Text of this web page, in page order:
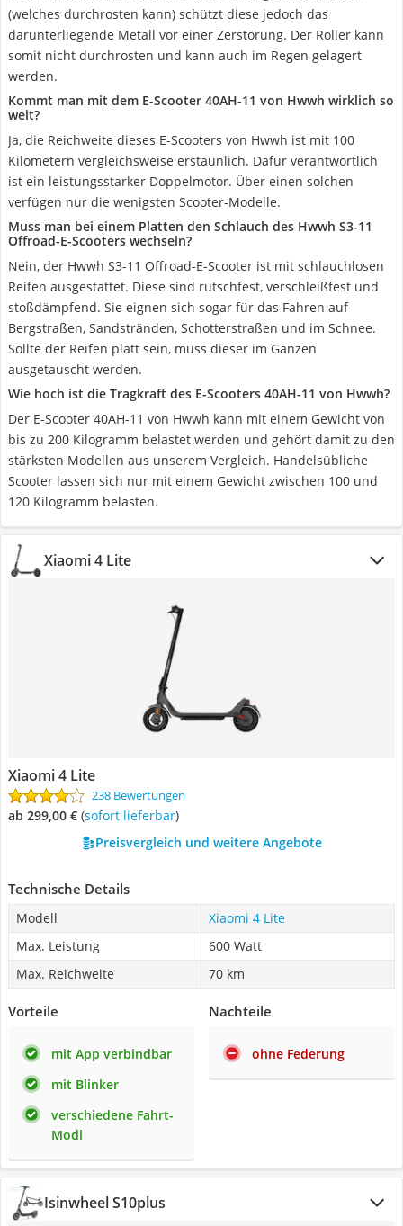
(welches durchrosten kann) schützt diese jedoch das
darunterliegende Metall vor einer Zerstörung. Der Roller kann
somit nicht durchrosten und kann auch im Regen gelagert
werden.
Kommt man mit dem E-Scooter 40AH-11 von Hwwh wirklich so
weit?
Ja, die Reichweite dieses E-Scooters von Hwwh ist mit 100
Kilometern vergleichsweise erstaunlich. Dafür verantwortlich
ist ein leistungsstarker Doppelmotor. Über einen solchen
verfügen nur die wenigsten Scooter-Modelle.
Muss man bei einem Platten den Schlauch des Hwwh S3-11
Offroad-E-Scooters wechseln?
Nein, der Hwwh S3-11 Offroad-E-Scooter ist mit schlauchlosen
Reifen ausgestattet. Diese sind rutschfest, verschleißfest und
stoßdämpfend. Sie eignen sich sogar für das Fahren auf
Bergstraßen, Sandstränden, Schotterstraßen und im Schnee.
Sollte der Reifen platt sein, muss dieser im Ganzen
ausgetauscht werden.
Wie hoch ist die Tragkraft des E-Scooters 40AH-11 von Hwwh?
Der E-Scooter 40AH-11 von Hwwh kann mit einem Gewicht von
bis zu 200 Kilogramm belastet werden und gehört damit zu den
stärksten Modellen aus unserem Vergleich. Handelsübliche
Scooter lassen sich nur mit einem Gewicht zwischen 100 und
120 Kilogramm belasten.
Xiaomi 4 Lite
Xiaomi 4 Lite
238 Bewertungen
ab 299,00 € ( Sofort lieferbar)
Preisvergleich und weitere Angebote
Technische Details
Modell
Xiaomi 4 Lite
Max. Leistung
600 Watt
Max. Reichweite
70 km
Vorteile
mit App verbindbar
mit Blinker
verschiedene Fahrt-
Modi
Nachteile
ohne Federung
Isinwheel S10plus